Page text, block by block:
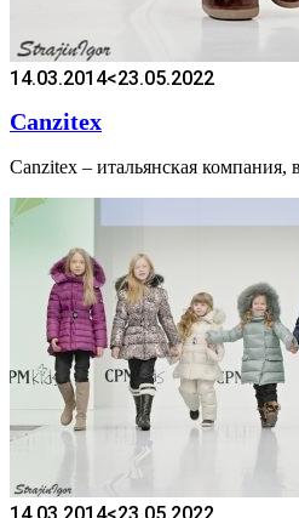
14.03.2014<23.05.2022
Canzitex
Canzitex – итальянская
14.03.2014<23.05.2022